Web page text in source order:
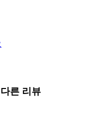
른 리뷰